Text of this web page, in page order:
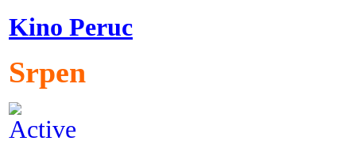
Kino Peruc
Srpen